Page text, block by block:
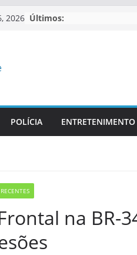
2026 Últimos:
POLÍCIA ENTRETENIMENTO
RECENTES
na BR-